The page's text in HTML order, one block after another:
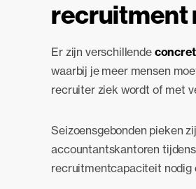
recruitment
Er zijn verschillende
waarbij je meer mensen
recruiter ziek wordt of met
Seizoensgebonden pieken
accountantskantoren
recruitmentcapaciteit nodig